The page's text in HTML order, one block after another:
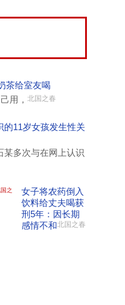
茶给室友喝
用， 北国之春
的11岁女孩发生性关
某多次与在网上认识
女子将农药倒入
饮料给丈夫喝获
刑5年：因长期
感情不和北国之春